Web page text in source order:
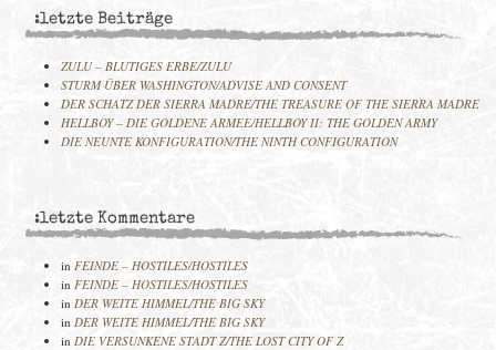
:letzte Beiträge
ZULU – BLUTIGES ERBE/ZULU
STURM ÜBER WASHINGTON/ADVISE AND CONSENT
DER SCHATZ DER SIERRA MADRE/THE TREASURE OF THE SIERRA MADRE
HELLBOY – DIE GOLDENE ARMEE/HELLBOY II: THE GOLDEN ARMY
DIE NEUNTE KONFIGURATION/THE NINTH CONFIGURATION
:letzte Kommentare
in FEINDE – HOSTILES/HOSTILES
in FEINDE – HOSTILES/HOSTILES
in DER WEITE HIMMEL/THE BIG SKY
in DER WEITE HIMMEL/THE BIG SKY
in DIE VERSUNKENE STADT Z/THE LOST CITY OF Z